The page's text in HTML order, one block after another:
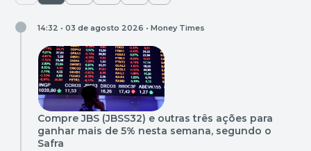
14:32 • 03 de agosto 2026 • Money Times
Compre JBS (JBSS32) e outras três ações para
ganhar mais de 5% nesta semana, segundo o
Safra